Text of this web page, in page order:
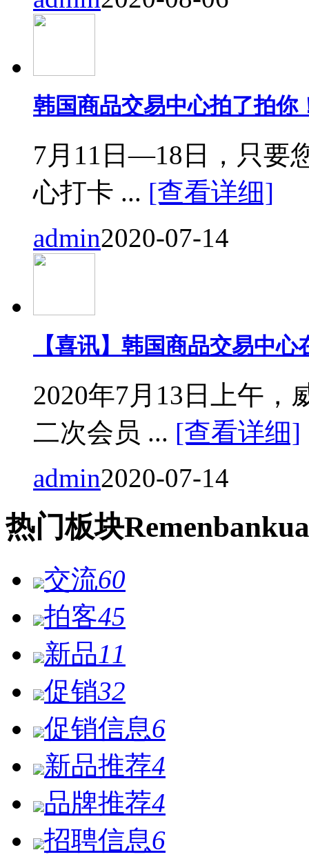
韩国商品交易中心拍了拍你
7月11日—18日，只要
心打卡 ... [查看详细]
admin2020-07-14
【喜讯】韩国商品交易中
2020年7月13日上午，
二次会员 ... [查看详细]
admin2020-07-14
热门板块Remen
交流60
拍客45
新品11
促销32
促销信息6
新品推荐4
品牌推荐4
招聘信息6